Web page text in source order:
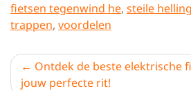
fietsen tegenwind he, steile
trappen, voordelen
Ontdek de beste elektrische
jouw perfecte rit!